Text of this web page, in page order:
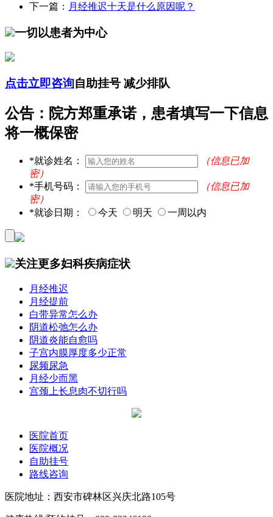
下一篇： 月经推迟十天是什么原因呢？
一切以患者为中心
点击立即咨询自助挂号 减少排队
公告：院方郑重承诺，患者填写一下信息
将一概保密
*就诊姓名：
（信息已加
密）
*手机号码：
（信息已加
密）
*就诊日期： 今天 明天 一周以内
关注更多妇科疾病症状
月经推迟
月经提前
白带异常怎么办
阴道松弛怎么办
阴道炎能自愈吗
子宫内膜厚度多少正常
尿频尿急
月经少而黑
宫颈上长息肉不切行吗
医院首页
医院概况
自助挂号
路线咨询
医院地址：西安市碑林区兴庆北路105号